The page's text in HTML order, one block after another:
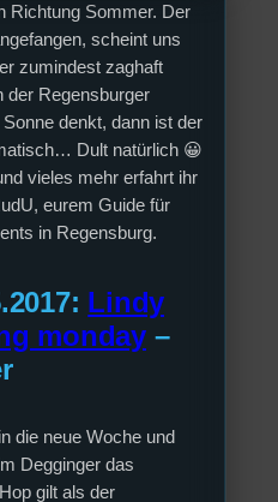
Richtung Sommer. Der
scheint uns
zumindest zaghaft
der Regensburger
denkt, dann ist der
Dult natürlich 😀
vieles mehr erfahrt ihr
eurem Guide für
in Regensburg.
Lindy
monday–
die neue Woche und
Degginger das
gilt als der